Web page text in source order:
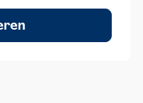
von jeweils einer
Richtungen